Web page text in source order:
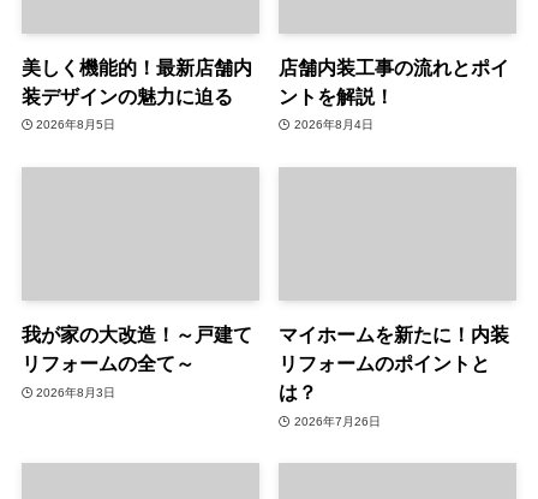
美しく機能的！最新店舗内
装デザインの魅力に迫る
2026年8月5日
店舗内装工事の流れとポイ
ントを解説！
2026年8月4日
我が家の大改造！～戸建て
リフォームの全て～
2026年8月3日
マイホームを新たに！内装
リフォームのポイントと
は？
2026年7月26日